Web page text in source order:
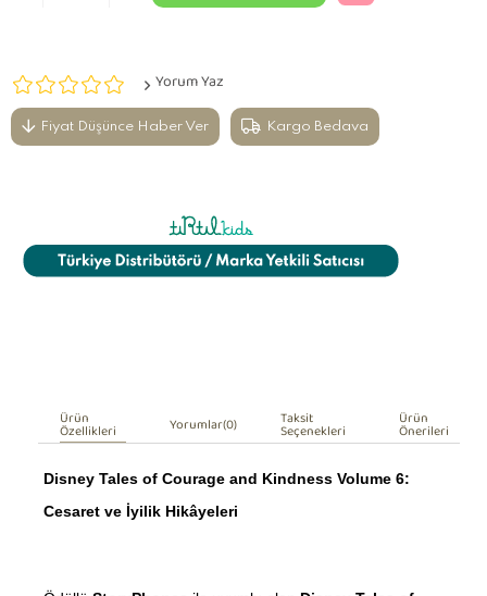
Yorum Yaz
Fiyat Düşünce Haber Ver Kargo Bedava
Ürün
Özellikleri Yorumlar(0) Taksit
Seçenekleri Ürün
Önerileri
Disney Tales of Courage and Kindness Volume 6:
Cesaret ve İyilik Hikâyeleri